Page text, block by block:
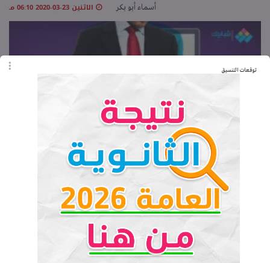
توقعات التنسيق
أسماء أبو بكر الاثنين 23-03-2020 06:10 مـ
أفكار مشاريع اون لاين.. اربح الآن من الإنترنت
أسماء أبو بكر الاثنين 23-03-2020 02:13 صـ